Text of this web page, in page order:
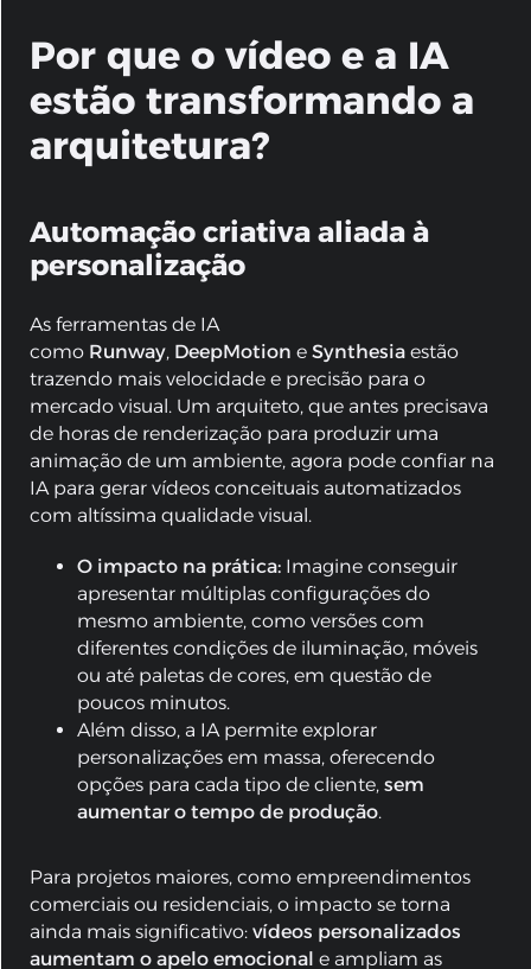
Por que o vídeo e a IA
estão transformando a
arquitetura?
Automação criativa aliada à
personalização
As ferramentas de IA
como Runway, DeepMotion e Synthesia estão
trazendo mais velocidade e precisão para o
mercado visual. Um arquiteto, que antes precisava
de horas de renderização para produzir uma
animação de um ambiente, agora pode confiar na
IA para gerar vídeos conceituais automatizados
com altíssima qualidade visual.
O impacto na prática: Imagine conseguir
apresentar múltiplas configurações do
mesmo ambiente, como versões com
diferentes condições de iluminação, móveis
ou até paletas de cores, em questão de
poucos minutos.
Além disso, a IA permite explorar
personalizações em massa, oferecendo
opções para cada tipo de cliente, sem
aumentar o tempo de produção.
Para projetos maiores, como empreendimentos
comerciais ou residenciais, o impacto se torna
ainda mais significativo: vídeos personalizados
aumentam o apelo emocional e ampliam as